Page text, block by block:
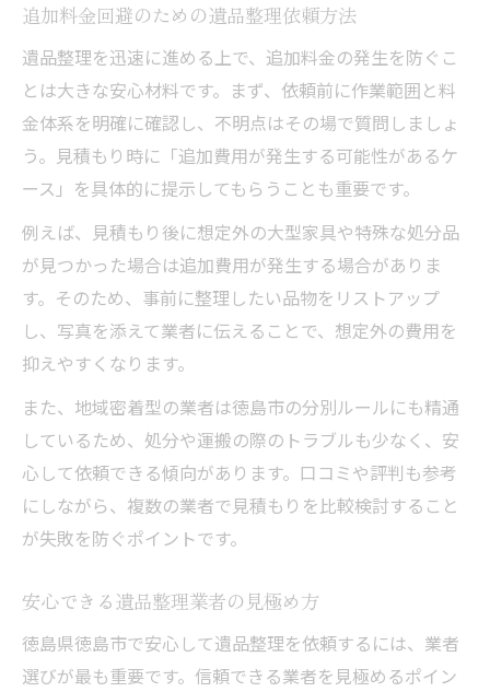
追加料金回避のための遺品整理依頼方法
遺品整理を迅速に進める上で、追加料金の発生を防ぐこ
とは大きな安心材料です。まず、依頼前に作業範囲と料
金体系を明確に確認し、不明点はその場で質問しましょ
う。見積もり時に「追加費用が発生する可能性があるケ
ース」を具体的に提示してもらうことも重要です。
例えば、見積もり後に想定外の大型家具や特殊な処分品
が見つかった場合は追加費用が発生する場合がありま
す。そのため、事前に整理したい品物をリストアップ
し、写真を添えて業者に伝えることで、想定外の費用を
抑えやすくなります。
また、地域密着型の業者は徳島市の分別ルールにも精通
しているため、処分や運搬の際のトラブルも少なく、安
心して依頼できる傾向があります。口コミや評判も参考
にしながら、複数の業者で見積もりを比較検討すること
が失敗を防ぐポイントです。
安心できる遺品整理業者の見極め方
徳島県徳島市で安心して遺品整理を依頼するには、業者
選びが最も重要です。信頼できる業者を見極めるポイン